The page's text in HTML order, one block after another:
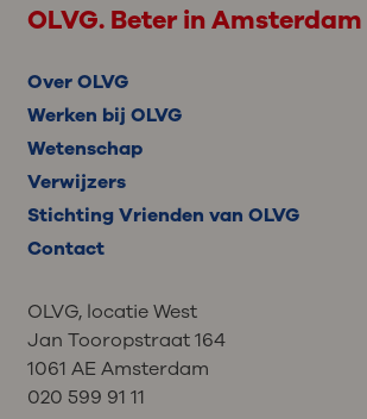
OLVG. Beter in Amsterdam
Over OLVG
Werken bij OLVG
Wetenschap
Verwijzers
Stichting Vrienden van OLVG
Contact
OLVG, locatie West
Jan Tooropstraat 164
1061 AE Amsterdam
020 599 91 11